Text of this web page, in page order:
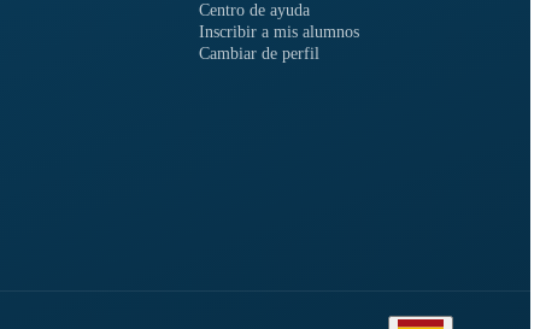
Centro de ayuda
Inscribir a mis alumnos
Cambiar de perfil